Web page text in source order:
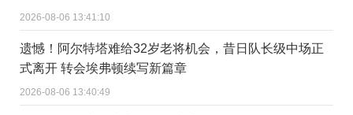
2026-08-06 13:41:10
遗憾！阿尔特塔难给32岁老将机会，昔日队长级中场正
式离开 转会埃弗顿续写新篇章
2026-08-06 13:40:49